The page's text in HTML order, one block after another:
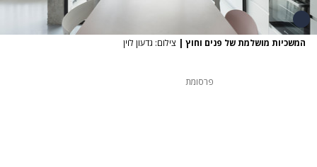
המשכיות מושלמת של פנים וחוץ | צילום: גדעון לוין
פרסומת